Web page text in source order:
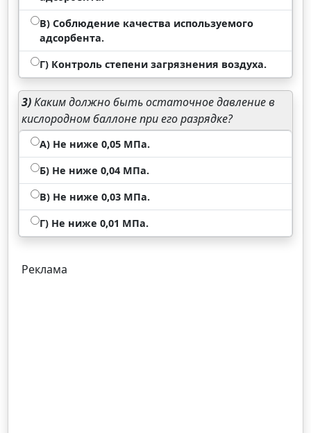
В) Соблюдение качества используемого
адсорбента.
Г) Контроль степени загрязнения воздуха.
3)Каким должно быть остаточное давление в
кислородном баллоне при его разрядке?
А) Не ниже 0,05 МПа.
Б) Не ниже 0,04 МПа.
В) Не ниже 0,03 МПа.
Г) Не ниже 0,01 МПа.
Реклама